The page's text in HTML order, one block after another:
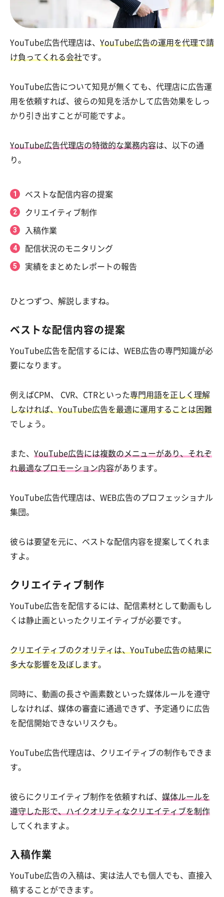
YouTube広告代理店は、 YouTube広告の運用を代理で請
け負ってくれる会社です。
YouTube広告について知見が無くても、代理店に広告運
用を依頼すれば、彼らの知見を活かして広告効果をしっ
かり引き出すことが可能ですよ。
YouTube広告代理店の特徴的な業務内容は、以下の通
り。
ベストな配信内容の提案
クリエイティブ制作
入稿作業
配信状況のモニタリング
実績をまとめたレポートの報告
ひとつずつ、解説しますね。
ベストな配信内容の提案
YouTube広告を配信するには、WEB広告の専門知識が必
要になります。
例えばCPM、 CVR、CTRといった専門用語を正しく理解
しなければ、YouTube広告を最適に運用することは困難
でしょう。
また、 YouTube広告には複数のメニューがあり、それぞ
れ最適なプロモーション内容があります。
YouTube広告代理店は、WEB広告のプロフェッショナル
集団。
彼らは要望を元に、ベストな配信内容を提案してくれま
すよ。
クリエイティブ制作
YouTube広告を配信するには、配信素材として動画もし
くは静止画といったクリエイティブが必要です。
クリエイティブのクオリティは、YouTube広告の結果に
多大な影響を及ぼします。
同時に、動画の長さや画素数といった媒体ルールを遵守
しなければ、媒体の審査に通過できず、予定通りに広告
を配信開始できないリスクも。
YouTube広告代理店は、クリエイティブの制作もできま
す。
彼らにクリエイティブ制作を依頼すれば、 媒体ルールを
遵守した形で、ハイクオリティなクリエイティブを制作
してくれますよ。
入稿作業
YouTube広告の入稿は、実は法人でも個人でも、直接入
稿することができます。